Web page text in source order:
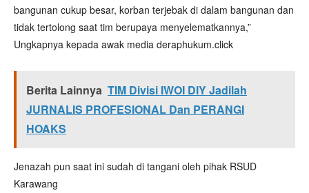
bangunan cukup besar, korban terjebak di dalam bangunan dan
tidak tertolong saat tim berupaya menyelematkannya,”
Ungkapnya kepada awak media deraphukum.click
Berita Lainnya TIM Divisi IWOI DIY Jadilah
JURNALIS PROFESIONAL Dan PERANGI
HOAKS
Jenazah pun saat ini sudah di tangani oleh pihak RSUD
Karawang